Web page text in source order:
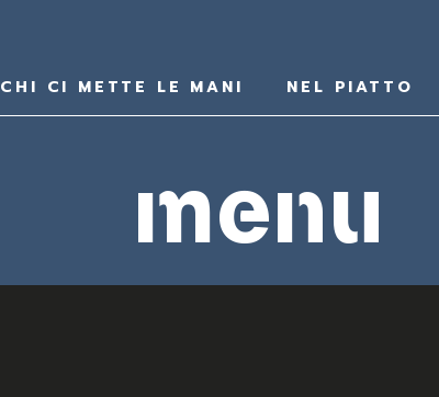
CHI CI METTE LE MANI NEL PIATTO
menu